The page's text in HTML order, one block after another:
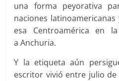
una forma peyorativa
naciones
esa Centroamérica en
a Anchuria.
Y la etiqueta aún
escritor vivió entre julio de